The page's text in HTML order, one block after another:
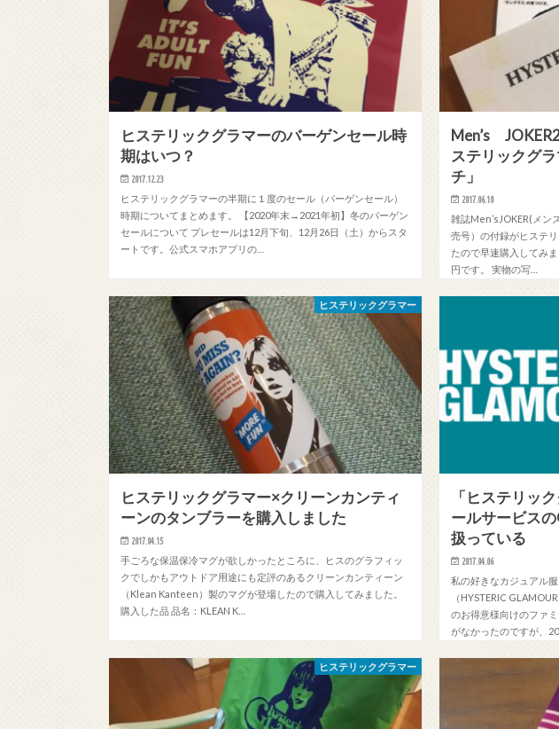
ヒステリックグラマーのバーゲンセール時
期はいつ？
2017.12.23
ヒステリックグラマーの半期に１度のセール（バーゲンセール）
時期についてまとめます。 【2020年末→2021年初】冬のバーゲン
セールについて プレセールは12月下旬、12月26日（土）からスタ
ートです。公式スマホアプリの…
Men’s
ステリックグ
チ」
2017.06.10
雑誌Men’sJOKER(メン
売号）の付録がヒステ
たので早速購入してみ
円です。 実物の写…
ヒステリックグラマー
ヒステリックグラマー×クリーンカンティ
ーンのタンブラーを購入しました
2017.04.15
手ごろな保温保冷マグが欲しかったところに、ヒスのグラフィッ
クでしかもアウトドア用途にも定評のあるクリーンカンティーン
（Klean Kanteen）製のマグが登場したので購入してみました。
購入した品 品名：KLEAN K…
「ヒステリッ
ールサービス
扱っている
2017.04.06
私の好きなカジュアル
（HYSTERIC
のお得意様向けのファ
がなかったのですが、
ヒステリックグラマー